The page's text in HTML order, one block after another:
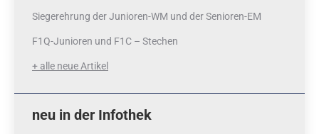
Siegerehrung der Junioren-WM und der Senioren-EM
F1Q-Junioren und F1C – Stechen
+ alle neue Artikel
neu in der Infothek